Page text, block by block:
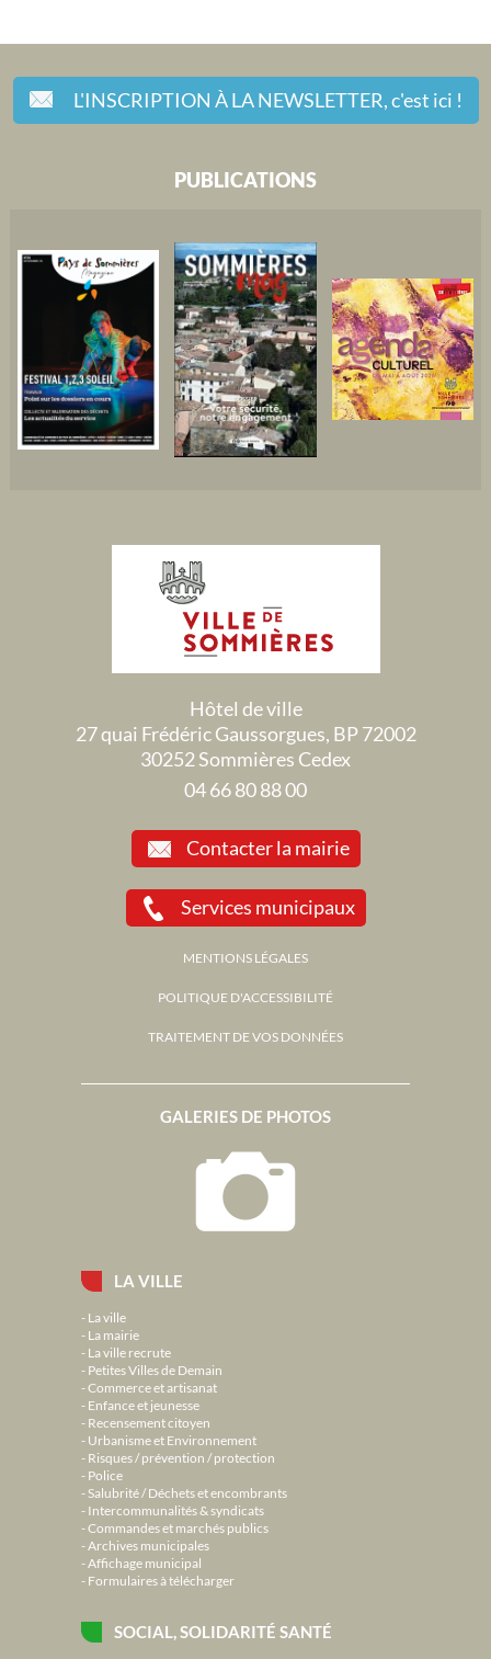
L'INSCRIPTION À LA NEWSLETTER,c'est ici !
LA VILLE
La ville
La mairie
La ville recrute
Petites Villes de Demain
Commerce et artisanat
Enfance et jeunesse
Recensement citoyen
Urbanisme et Environnement
Risques / prévention / protection
Police
Salubrité / Déchets et encombrants
Intercommunalités & syndicats
Commandes et marchés publics
Archives municipales
Affichage municipal
Formulaires à télécharger
SOCIAL, SOLIDARITÉ SANTÉ
GALERIES DE PHOTOS
PUBLICATIONS
Hôtel de ville
27 quai Frédéric Gaussorgues, BP 72002
30252 Sommières Cedex
04 66 80 88 00
Contacter la mairie
Services municipaux
MENTIONS LÉGALES
POLITIQUE D'ACCESSIBILITÉ
TRAITEMENT DE VOS DONNÉES